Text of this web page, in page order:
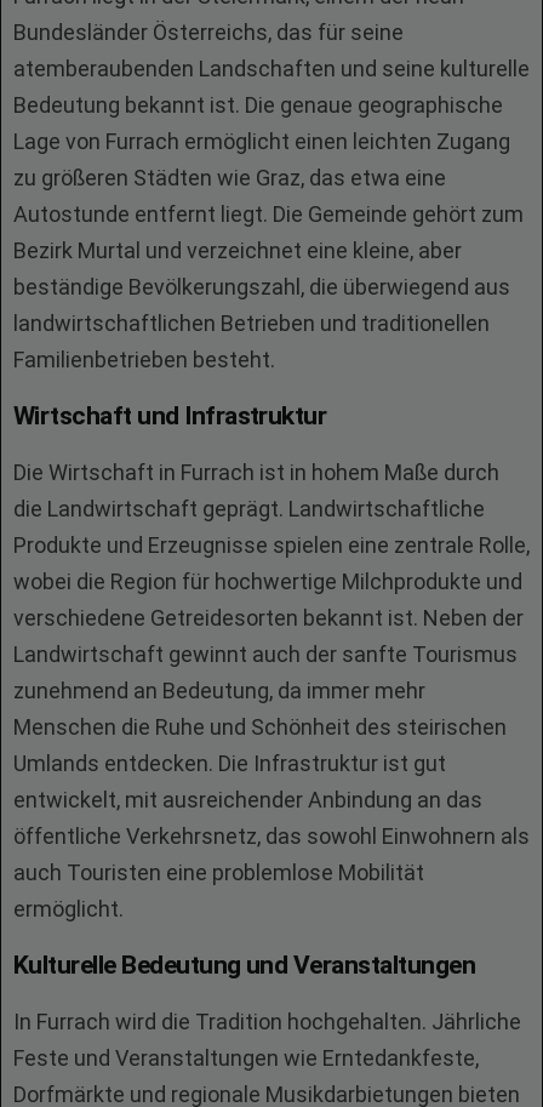
Bundesländer Österreichs, das für seine
atemberaubenden Landschaften und seine kulturelle
Bedeutung bekannt ist. Die genaue geographische
Lage von Furrach ermöglicht einen leichten Zugang
zu größeren Städten wie Graz, das etwa eine
Autostunde entfernt liegt. Die Gemeinde gehört zum
Bezirk Murtal und verzeichnet eine kleine, aber
beständige Bevölkerungszahl, die überwiegend aus
landwirtschaftlichen Betrieben und traditionellen
Familienbetrieben besteht.
Wirtschaft und Infrastruktur
Die Wirtschaft in Furrach ist in hohem Maße durch
die Landwirtschaft geprägt. Landwirtschaftliche
Produkte und Erzeugnisse spielen eine zentrale Rolle,
wobei die Region für hochwertige Milchprodukte und
verschiedene Getreidesorten bekannt ist. Neben der
Landwirtschaft gewinnt auch der sanfte Tourismus
zunehmend an Bedeutung, da immer mehr
Menschen die Ruhe und Schönheit des steirischen
Umlands entdecken. Die Infrastruktur ist gut
entwickelt, mit ausreichender Anbindung an das
öffentliche Verkehrsnetz, das sowohl Einwohnern als
auch Touristen eine problemlose Mobilität
ermöglicht.
Kulturelle Bedeutung und Veranstaltungen
In Furrach wird die Tradition hochgehalten. Jährliche
Feste und Veranstaltungen wie Erntedankfeste,
Dorfmärkte und regionale Musikdarbietungen bieten